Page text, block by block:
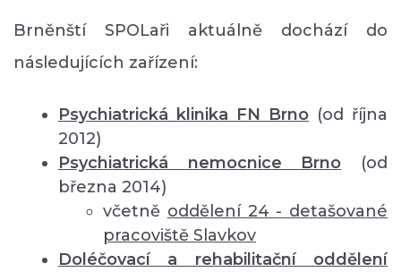
Brněnští SPOLaři aktuálně dochází do
následujících zařízení:
Psychiatrická klinika FN Brno (od října
2012)
Psychiatrická nemocnice Brno
(od
března 2014)
včetně oddělení24 - detašované
pracoviště Slavkov
Doléčovací a rehabilitační oddělení